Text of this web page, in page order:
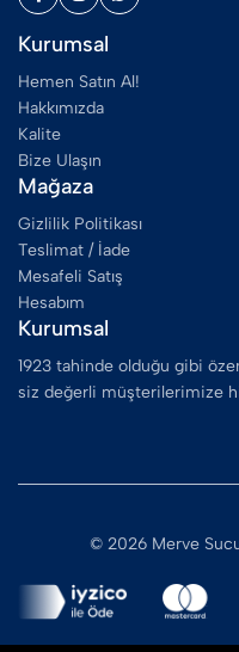
Kurumsal
Hemen Satın Al!
Hakkımızda
Kalite
Bize Ulaşın
Mağaza
Gizlilik Politikası
Teslimat / İade
Mesafeli Satış
Hesabım
Kurumsal
1923 tahinde olduğu gibi
siz değerli müşterilerimize
© 2026 Merve